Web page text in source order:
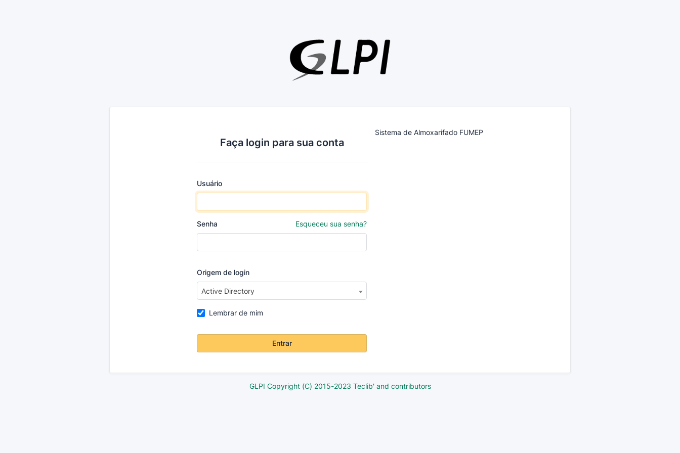
Faça login para sua conta
Usuário
Senha Esqueceu sua senha?
Origem de login
Active Directory
Lembrar de mim
Entrar
Sistema de Almoxarifado FUMEP
GLPI Copyright (C) 2015-2023 Teclib' and contributors